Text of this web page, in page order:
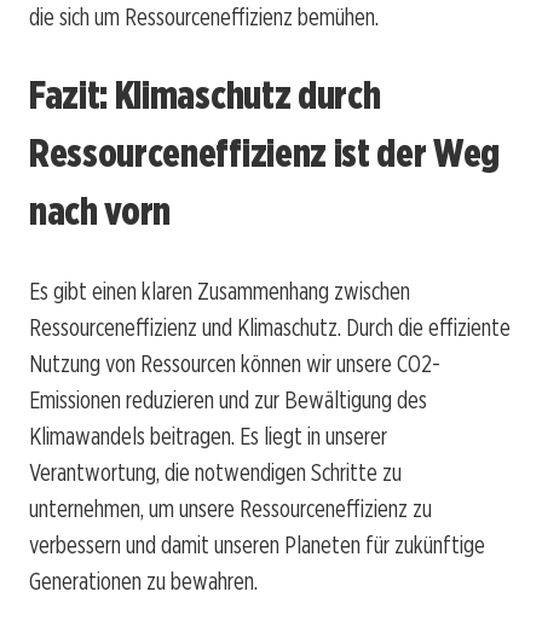
die sich um Ressourceneffizienz bemühen.
Fazit: Klimaschutz durch
Ressourceneffizienz ist der Weg
nach vorn
Es gibt einen klaren Zusammenhang zwischen
Ressourceneffizienz und Klimaschutz. Durch die effiziente
Nutzung von Ressourcen können wir unsere CO2-
Emissionen reduzieren und zur Bewältigung des
Klimawandels beitragen. Es liegt in unserer
Verantwortung, die notwendigen Schritte zu
unternehmen, um unsere Ressourceneffizienz zu
verbessern und damit unseren Planeten für zukünftige
Generationen zu bewahren.